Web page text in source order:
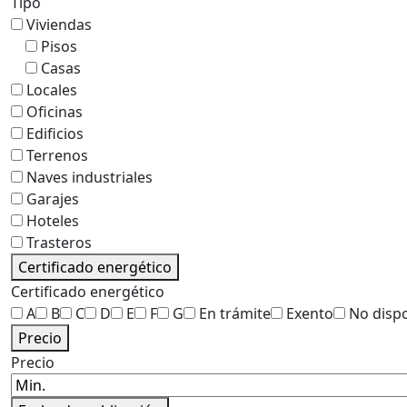
Viviendas
Pisos
Casas
Locales
Oficinas
Edificios
Terrenos
Naves industriales
Garajes
Hoteles
Trasteros
Certificado energético
Certificado energético
A
B C D E F G En trámite Exento
No
Precio
Precio